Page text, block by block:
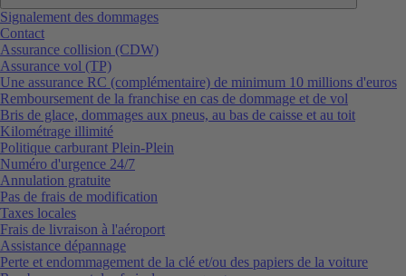
Signalement des dommages
Contact
Assurance collision (CDW)
Assurance vol (TP)
Une assurance RC (complémentaire) de minimum 10 millions d'euros
Remboursement de la franchise en cas de dommage et de vol
Bris de glace, dommages aux pneus, au bas de caisse et au toit
Kilométrage illimité
Politique carburant Plein-Plein
Numéro d'urgence 24/7
Annulation gratuite
Pas de frais de modification
Taxes locales
Frais de livraison à l'aéroport
Assistance dépannage
Perte et endommagement de la clé et/ou des papiers de la voiture